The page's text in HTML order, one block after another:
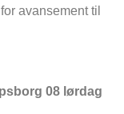
avansement til
08 lørdag